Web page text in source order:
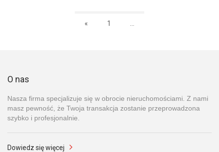
« 1
O nas
Nasza firma specjalizuje się w obrocie nieruchomościami. Z nami
masz pewność, że Twoja transakcja zostanie przeprowadzona
szybko i profesjonalnie.
Dowiedz się więcej